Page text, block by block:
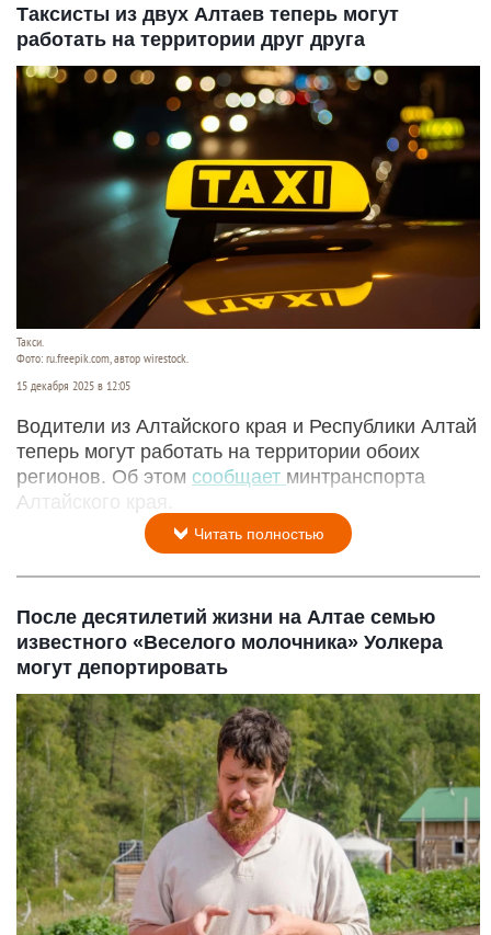
Таксисты из двух Алтаев теперь могут
работать на территории друг друга
Такси.
Фото: ru.freepik.com, автор wirestock.
15 декабря 2025 в 12:05
Водители из Алтайского края и Республики Алтай
теперь могут работать на территории обоих
регионов. Об этом сообщает минтранспорта
Алтайского края.
Читать полностью
После десятилетий жизни на Алтае семью
известного «Веселого молочника» Уолкера
могут депортировать